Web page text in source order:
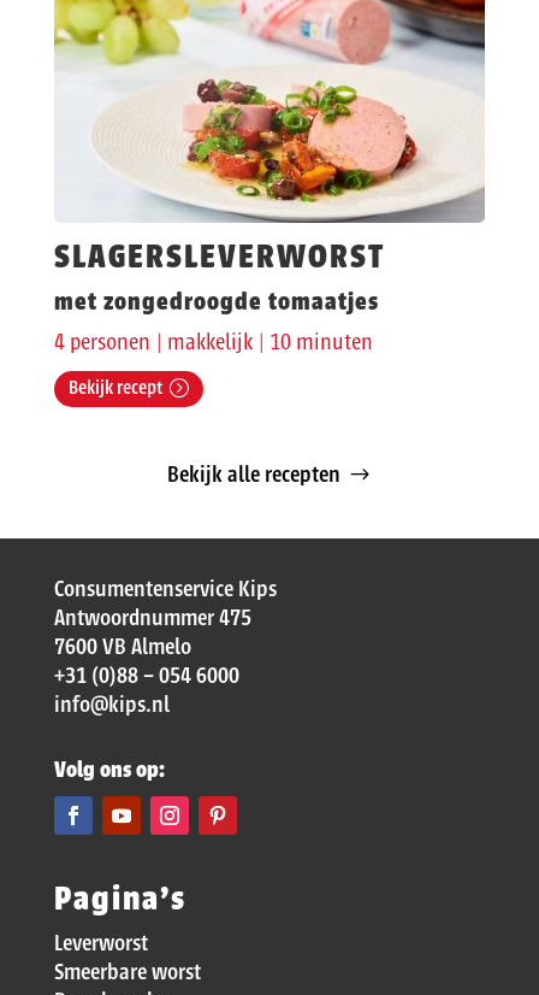
SLAGERSLEVERWORST
met zongedroogde tomaatjes
4 personen | makkelijk | 10 minuten
Bekijk recept
Bekijk alle recepten
Consumentenservice Kips
Antwoordnummer 475
7600 VB Almelo
+31 (0)88 – 054 6000
info@kips.nl
Volg ons op:
Pagina’s
Leverworst
Smeerbare worst